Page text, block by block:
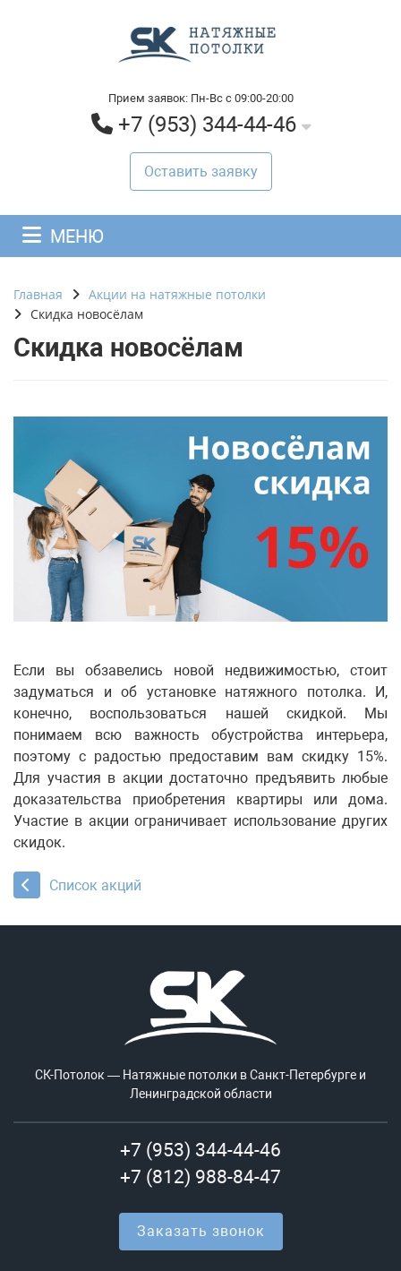
Прием заявок: Пн-Вс с 09:00-20:00
+7 (953) 344-44-46
Оставить заявку
МЕНЮ
Главная
Акции на натяжные потолки
Скидка новосёлам
Скидка новосёлам
Если вы обзавелись новой недвижимостью, стоит
задуматься и об установке натяжного потолка. И,
конечно, воспользоваться нашей скидкой. Мы
понимаем всю важность обустройства интерьера,
поэтому с радостью предоставим вам скидку 15%.
Для участия в акции достаточно предъявить любые
доказательства приобретения квартиры или дома.
Участие в акции ограничивает использование других
скидок.
Список акций
СК-Потолок — Натяжные потолки в Санкт-Петербурге и
Ленинградской области
+7 (953) 344-44-46
+7 (812) 988-84-47
Заказать звонок